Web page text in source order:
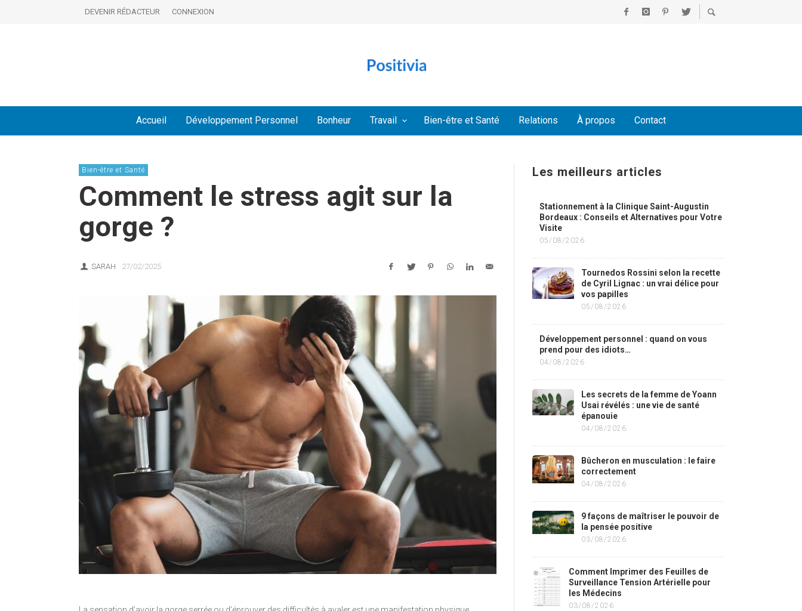
DEVENIR RÉDACTEUR CONNEXION
Accueil Développement Personnel Bonheur Travail Bien-être et Santé Relations À propos Contact
Bien-être et Santé
Comment le stress agit sur la
gorge ?
SARAH 27/02/2025
Les meilleurs articles
Stationnement à la Clinique Saint-Augustin
Bordeaux : Conseils et Alternatives pour Votre
Visite
05/08/2026
Tournedos Rossini selon la recette
de Cyril Lignac : un vrai délice pour
vos papilles
05/08/2026
Développement personnel : quand on vous
prend pour des idiots…
04/08/2026
Les secrets de la femme de Yoann
Usai révélés : une vie de santé
épanouie
04/08/2026
Bûcheron en musculation : le faire
correctement
04/08/2026
9 façons de maîtriser le pouvoir de
la pensée positive
03/08/2026
Comment Imprimer des Feuilles de
Surveillance Tension Artérielle pour
les Médecins
03/08/2026